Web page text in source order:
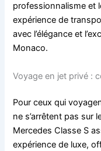
professionnalisme et
expérience de
avec l’élégance et
Monaco.
Voyage en jet privé :
Pour ceux qui
ne s’arrêtent pas sur
Mercedes Classe S
expérience de luxe,